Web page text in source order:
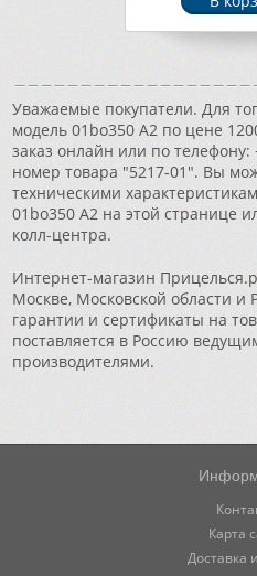
Уважаемые покупатели. Для
модель 01bo350 A2 по цене
заказ онлайн или по телефону:
номер товара "5217-01". Вы
техническими
01bo350 A2 на этой странице
колл-центра.
Интернет-магазин
Москве, Московской области и
гарантии и сертификаты на
поставляется в Россию
производителями.
Карта
Доставка